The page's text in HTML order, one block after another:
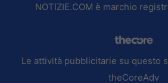
NOTIZIE.COM è marchio
Le attività pubblicitarie su questo
theCoreAdv